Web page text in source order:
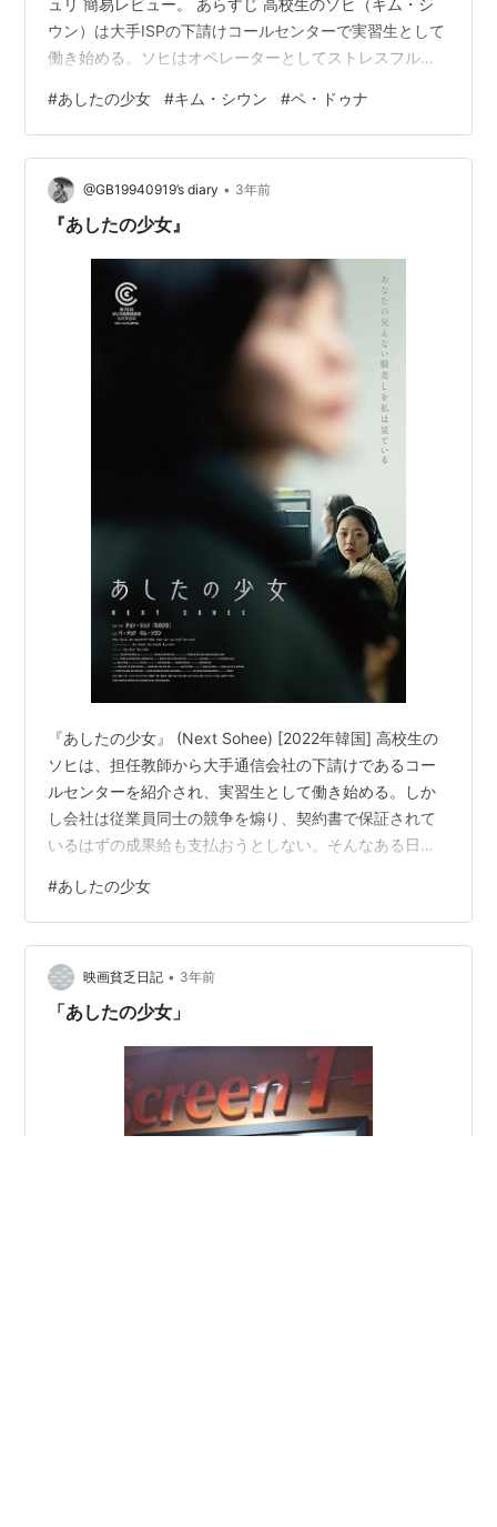
ュリ 簡易レビュー。 あらすじ 高校生のソヒ（キム・シ
ウン）は大手ISPの下請けコールセンターで実習生として
働き始める。ソヒはオペレーターとしてストレスフルな
た男性上司が会社の駐車場で自殺したことを知ったソヒ
は、徐々に精神的に摩耗していき・・・ ポジティブ・サ
イド キム・シウンがいかにも韓国女子高生という気の強
い役を見事に演じている。好きなダンスに真摯に打ち込
む姿勢、友達との友情とその友情に徐々に入っていく亀
#あしたの少女 #キム・シウン #ペ・ドゥナ
@GB19940919’s diary • 3年前
『あしたの少女』
『あしたの少女』 (Next Sohee) [2022年韓国] 高校生の
ソヒは、担任教師から大手通信会社の下請けであるコー
ルセンターを紹介され、実習生として働き始める。しか
し会社は従業員同士の競争を煽り、契約書で保証されて
いるはずの成果給も支払おうとしない。そんなある日、
け、神経をすり減らしていく。やがて、ソヒは真冬の貯
水池で遺体となって発見される。捜査を開始した刑事ユ
ジンはソヒを死に追いやった会社の労働環境を調べ、根
深い問題をはらんだ真実に迫っていく。監督&脚本はチョ
ン・ジュリ。出演はキム・シウン(ソヒ)、ペ・ドゥナ(ユ
#あしたの少女
映画貧乏日記 • 3年前
「あしたの少女」